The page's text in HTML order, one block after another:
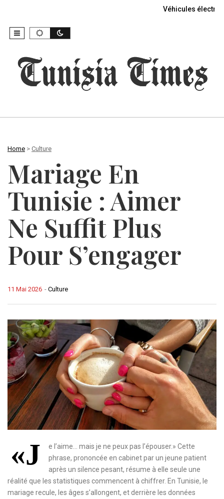
Véhicules
Home > Culture
Mariage En
Tunisie : Aimer
Ne Suffit Plus
Pour S’engager
- Culture
11 Mai 2026
«J
e l’aime… mais je ne peux pas l’épouser.» Cette
phrase, prononcée en cabinet par un jeune patient
après un silence pesant, résume à elle seule une
réalité que les statistiques commencent à chiffrer. En Tunisie, le
mariage recule, les âges s’allongent, et derrière les données